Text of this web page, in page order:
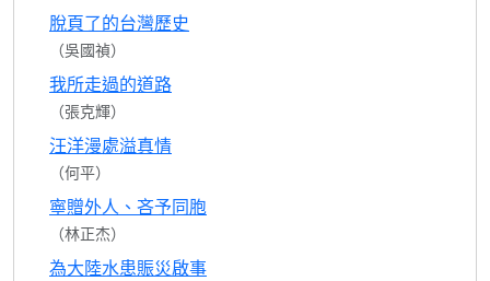
脫頁了的台灣歷史
（吳國禎）
我所走過的道路
（張克輝）
汪洋漫處溢真情
（何平）
寧贈外人、吝予同胞
（林正杰）
為大陸水患賑災啟事